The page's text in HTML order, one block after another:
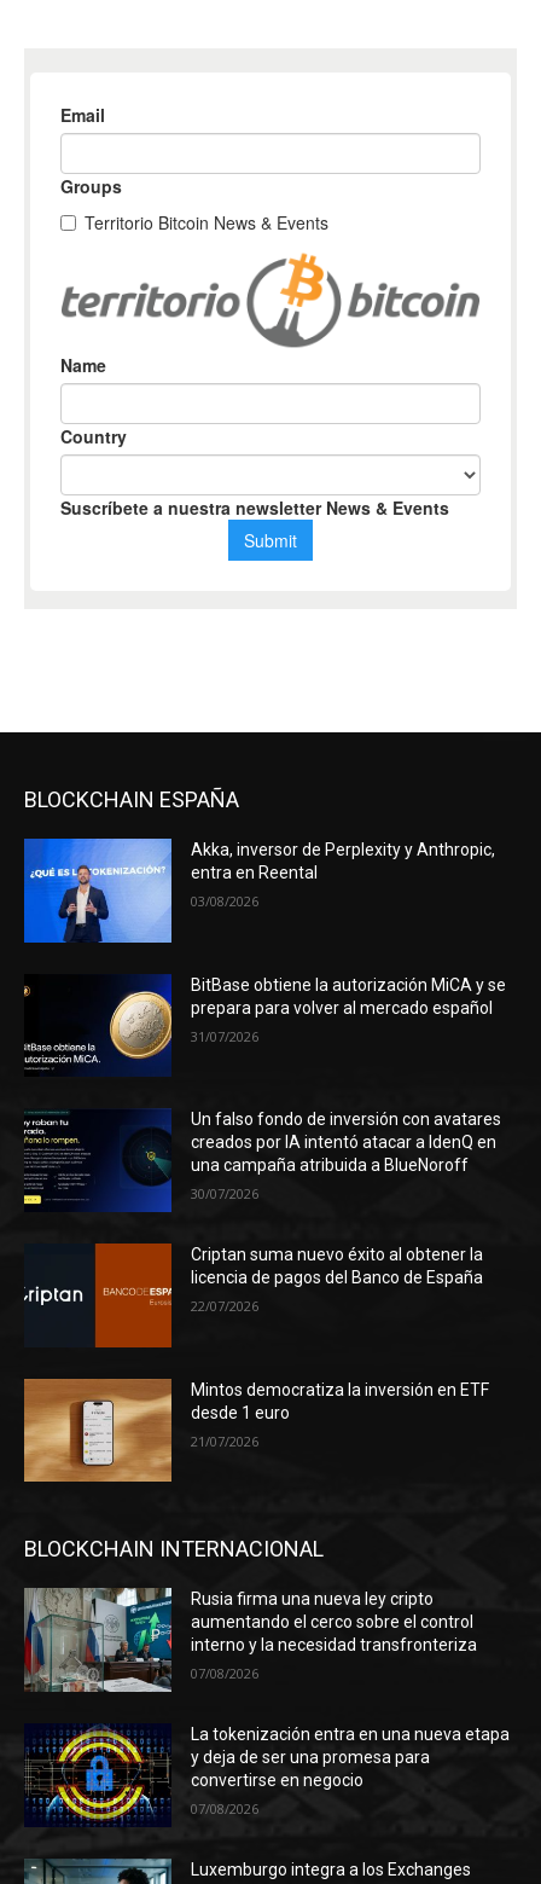
BLOCKCHAIN ESPAÑA
Akka, inversor de Perplexity y Anthropic,
entra en Reental
03/08/2026
BitBase obtiene la autorización MiCA y se
prepara para volver al mercado español
31/07/2026
Un falso fondo de inversión con avatares
creados por IA intentó atacar a IdenQ en
una campaña atribuida a BlueNoroff
30/07/2026
Criptan suma nuevo éxito al obtener la
licencia de pagos del Banco de España
22/07/2026
Mintos democratiza la inversión en ETF
desde 1 euro
21/07/2026
BLOCKCHAIN INTERNACIONAL
Rusia firma una nueva ley cripto
aumentando el cerco sobre el control
interno y la necesidad transfronteriza
07/08/2026
La tokenización entra en una nueva etapa
y deja de ser una promesa para
convertirse en negocio
07/08/2026
Luxemburgo integra a los Exchanges